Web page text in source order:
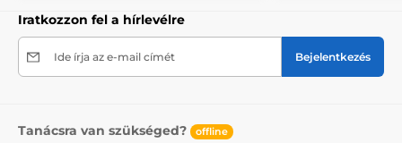
A felhelyezés előtt győződjön meg róla, hogy a fal
Iratkozzon fel a hírlevélre
Ide írja az e-mail címét Bejelentkezés
Tanácsra van szükséged? offline